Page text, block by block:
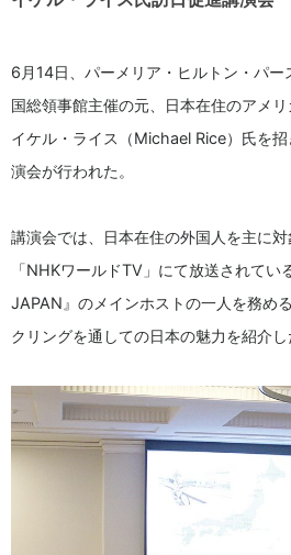
6月14日、パーメリア・ヒルトン・パー
国総領事館主催の元、日本在住のアメ
イケル・ライス（Michael Rice）氏を
演会が行われた。
講演会では、日本在住の外国人を主に
「NHKワールドTV」にて放送されて
JAPAN』のメインホストの一人を務め
クリングを通しての日本の魅力を紹介し